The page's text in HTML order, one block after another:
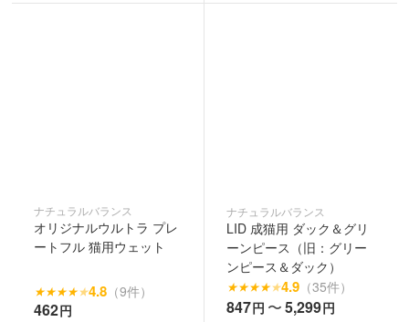
ナチュラルバランス
オリジナルウルトラ プレ
ートフル 猫用ウェット
★★★★★4.8 （9件）
462円
ナチュラルバランス
LID 成猫用 ダック＆グリ
ーンピース（旧：グリー
ンピース＆ダック）
★★★★★4.9（35件）
847円 〜5,299円